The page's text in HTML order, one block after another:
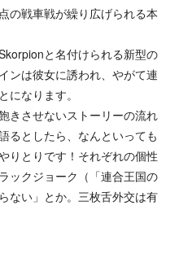
の戦車戦が繰り広げられる本
と名付けられる新型の
ンは彼女に誘われ、やがて連
なります。
きさせないストーリーの流れ
るとしたら、なんといっても
りとりです！それぞれの個性
ックジョーク（「連合王国の
ない」とか。三枚舌外交は有